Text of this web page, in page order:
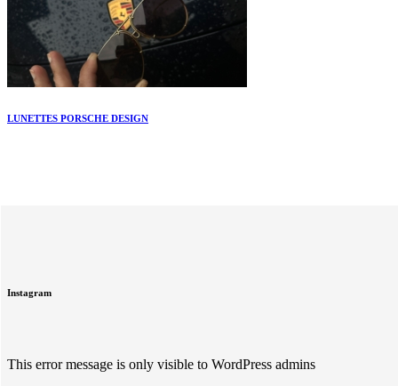
LUNETTES PORSCHE DESIGN
Instagram
This error message is only visible to WordPress admins